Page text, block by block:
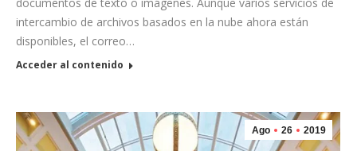
documentos de texto o imágenes. Aunque varios servicios de
intercambio de archivos basados en la nube ahora están
disponibles, el correo…
Acceder al contenido
Ago 26 2019